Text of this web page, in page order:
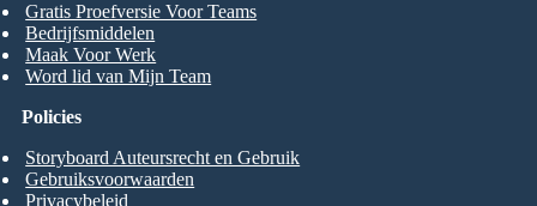
Gratis Proefversie Voor Teams
Bedrijfsmiddelen
Maak Voor Werk
Word lid van Mijn Team
Policies
Storyboard Auteursrecht en Gebruik
Gebruiksvoorwaarden
Privacybeleid